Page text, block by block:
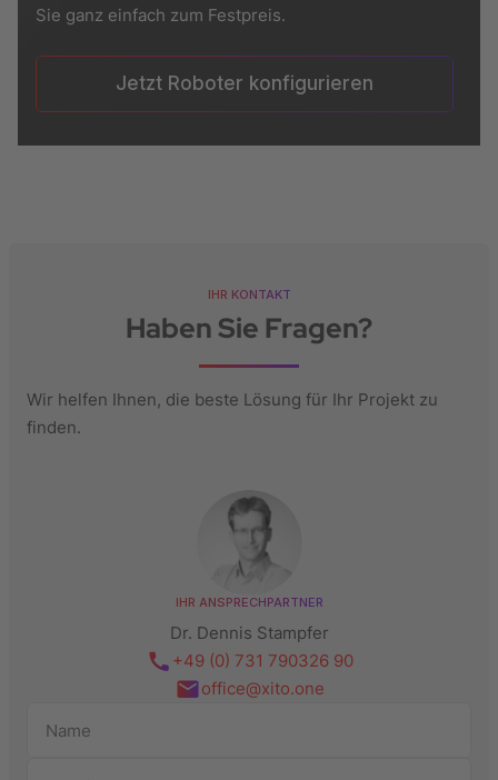
Sie ganz einfach zum Festpreis.
Jetzt Roboter konfigurieren
IHR KONTAKT
Haben Sie Fragen?
Wir helfen Ihnen, die beste Lösung für Ihr Projekt zu
finden.
IHR ANSPRECHPARTNER
Dr. Dennis Stampfer
+49 (0) 731 790326 90
office@xito.one